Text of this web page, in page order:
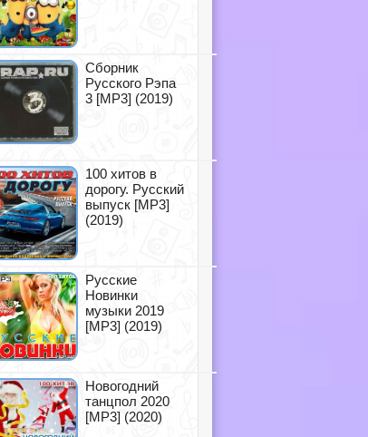
Сборник
Русского Рэпа
3 [MP3] (2019)
100 хитов в
дорогу. Русский
выпуск [MP3]
(2019)
Русские
Новинки
музыки 2019
[MP3] (2019)
Новогодний
танцпол 2020
[MP3] (2020)